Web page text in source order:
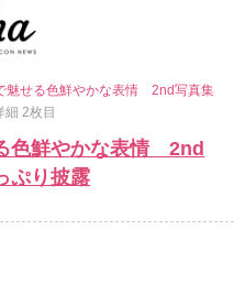
魅せる色鮮やかな表情 2nd写真集
細 2枚目
色鮮やかな表情 2nd
ぷり披露